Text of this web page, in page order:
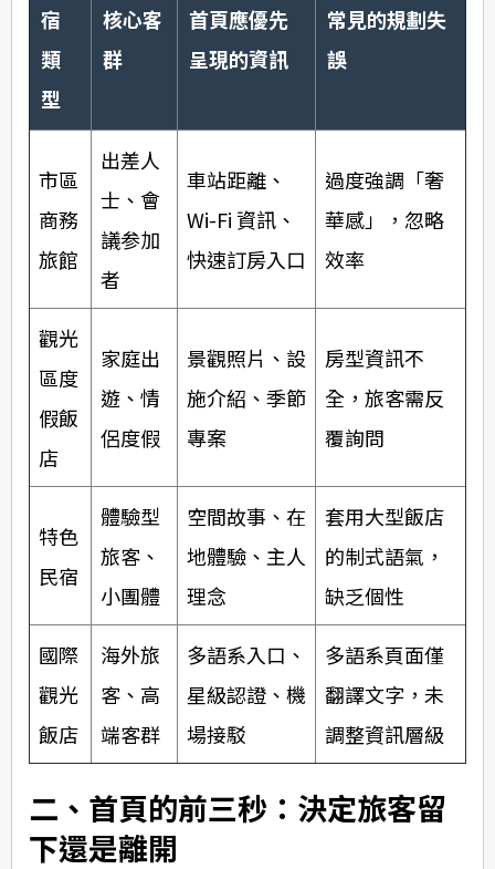
宿
類
型
核心客
群
首頁應優先
呈現的資訊
常見的規劃失
誤
市區
商務
旅館
出差人
士、會
議参加
者
車站距離、
Wi-Fi 資訊、
快速訂房入口
過度強調「奢
華感」，忽略
效率
觀光
區度
假飯
店
家庭出
遊、情
侶度假
景觀照片、設
施介紹、季節
專案
房型資訊不
全，旅客需反
覆詢問
特色
民宿
體驗型
旅客、
小團體
空間故事、在
地體驗、主人
理念
套用大型飯店
的制式語氣，
缺乏個性
國際
觀光
飯店
海外旅
客、高
端客群
多語系入口、
星級認證、機
場接駁
多語系頁面僅
翻譯文字，未
調整資訊層級
二、首頁的前三秒：決定旅客留
下還是離開